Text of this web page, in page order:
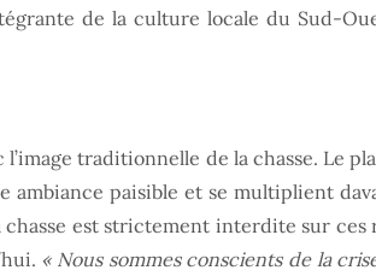
de la culture locale du Sud-
traditionnelle de la chasse. Le
paisible et se multiplient
est strictement interdite sur ces
« Nous sommes conscients de la